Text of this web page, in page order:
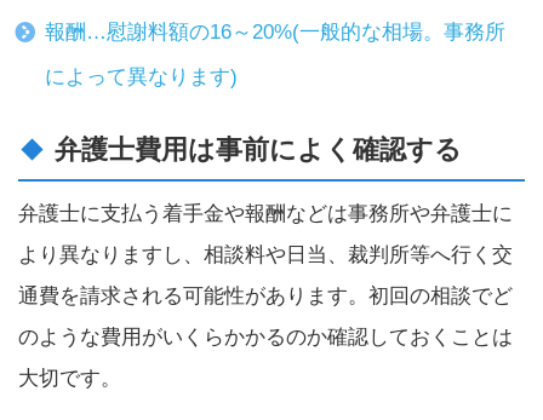
報酬…慰謝料額の16～20%(一般的な相場。事務所
によって異なります)
弁護士費用は事前によく確認する
弁護士に支払う着手金や報酬などは事務所や弁護士に
より異なりますし、相談料や日当、裁判所等へ行く交
通費を請求される可能性があります。初回の相談でど
のような費用がいくらかかるのか確認しておくことは
大切です。